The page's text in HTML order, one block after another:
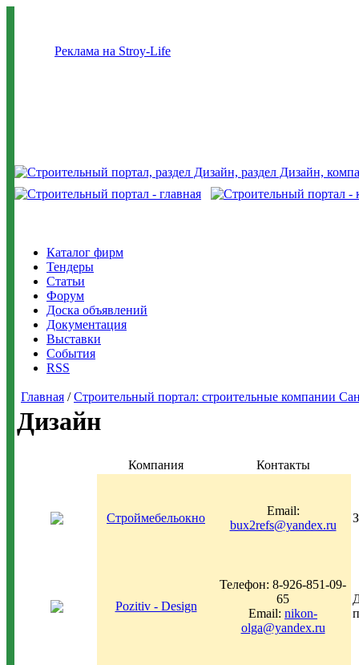
Реклама на Stroy-Life
Каталог фирм
Тендеры
Статьи
Форум
Доска объявлений
Документация
Выставки
События
RSS
Главная /Строительный портал: строительные компании
Дизайн
Компания Контакты
Строймебельокно
Email:
bux2refs@yandex.ru
Pozitiv - Design
Телефон: 8-926-851-09-
65
Email: nikon-
olga@yandex.ru